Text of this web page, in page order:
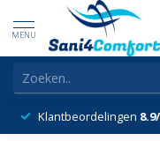
MENU
Klantbeordelingen